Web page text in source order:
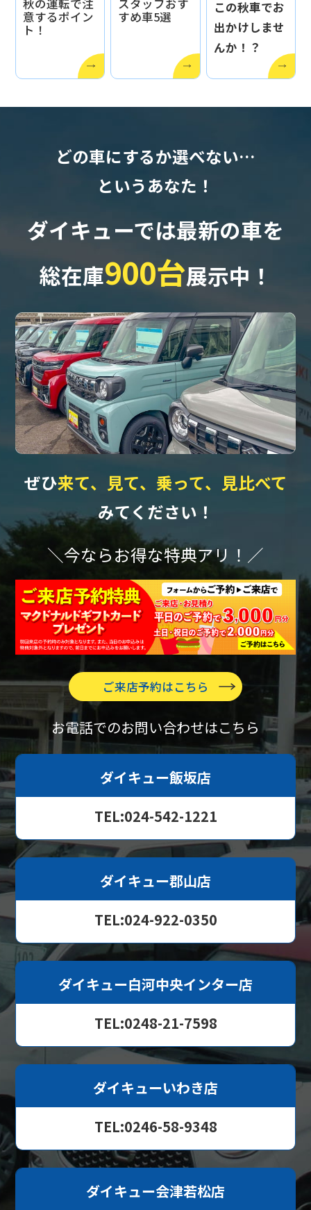
秋の運転で注
意するポイン
ト！
スタッフおす
すめ車5選
この秋車でお
出かけしませ
んか！？
どの車にするか選べない…
というあなた！
ダイキューでは最新の車を
総在庫900台展示中！
ぜひ来て、見て、乗って、見比べて
みてください！
＼今ならお得な特典アリ！／
ご来店予約はこちら
お電話でのお問い合わせはこちら
ダイキュー飯坂店
TEL:024-542-1221
ダイキュー郡山店
TEL:024-922-0350
ダイキュー白河中央インター店
TEL:0248-21-7598
ダイキューいわき店
TEL:0246-58-9348
ダイキュー会津若松店